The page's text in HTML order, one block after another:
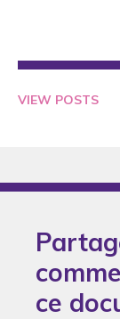
VIEW POSTS
ce